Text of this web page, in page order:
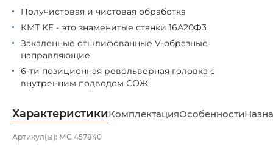
Получистовая и чистовая обработка
КМТ KE - это знаменитые станки 16А20Ф3
Закаленные отшлифованные V-образные
направляющие
6-ти позиционная револьверная головка с
внутренним подводом СОЖ
ХарактеристикиКомплектацияОсобенности
Артикул(ы): МС 457840